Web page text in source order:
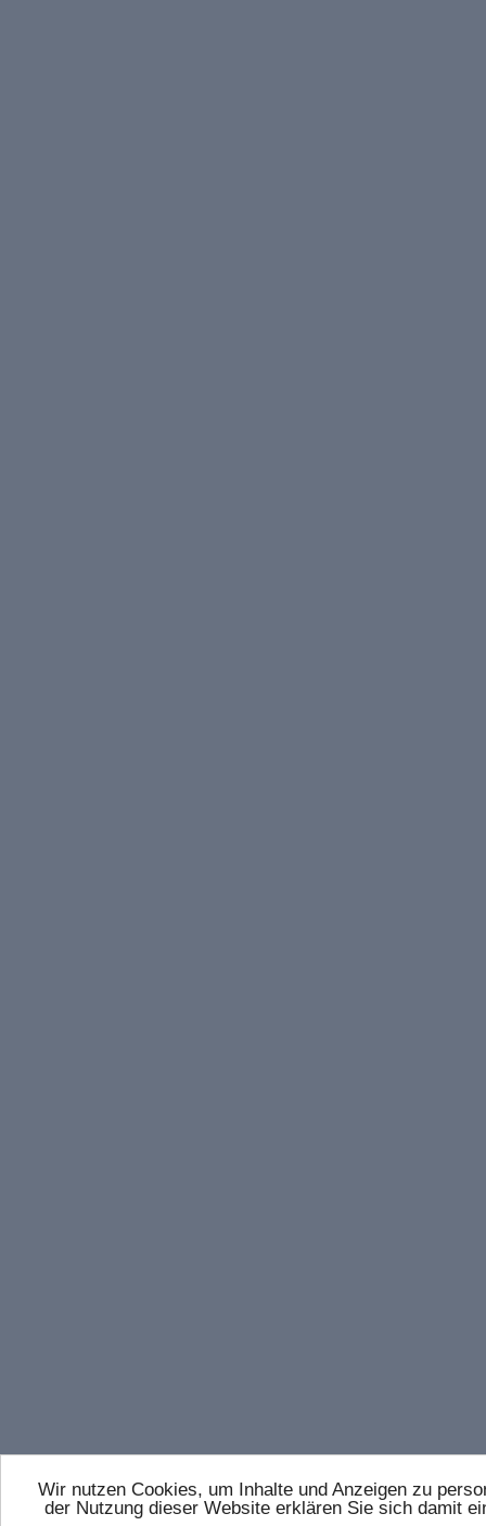
Wir nutzen Cookies, um Inhalte und Anzeigen zu
der Nutzung dieser Website erklären Sie sich damit